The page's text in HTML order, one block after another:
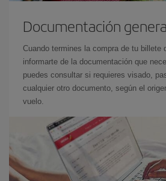
Documentación
Cuando termines la compra de tu billete
informarte de la documentación que
puedes consultar si requieres visado,
cualquier otro documento, según el
vuelo.